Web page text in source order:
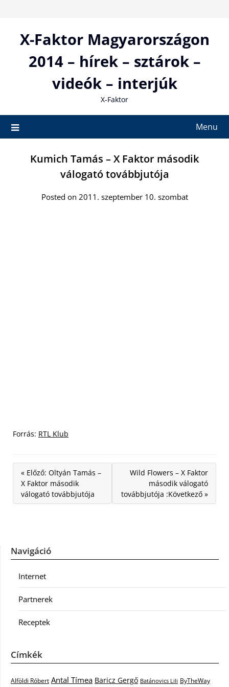
contentX-Faktor Magyarországon
2014 – hírek – sztárok –
videók – interjúk
X-Faktor
Menu
Kumich Tamás – X Faktor második
válogató továbbjutója
Posted on 2011. szeptember 10. szombat
Forrás: RTL Klub
« Előző: Oltyán Tamás –
X Faktor második
válogató továbbjutója
Wild Flowers – X Faktor
második válogató
továbbjutója :Következő »
Navigáció
Internet
Partnerek
Receptek
Címkék
Alföldi Róbert Antal Tímea Baricz Gergő Batánovics Lili ByTheWay